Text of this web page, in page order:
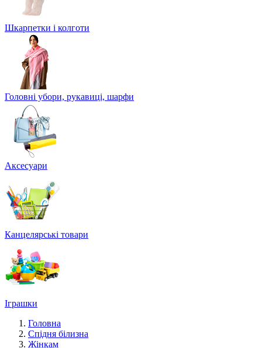
Шкарпетки і колготи
Головні убори, рукавиці, шарфи
Аксесуари
Канцелярські товари
Іграшки
Головна
Спідня білизна
Жінкам